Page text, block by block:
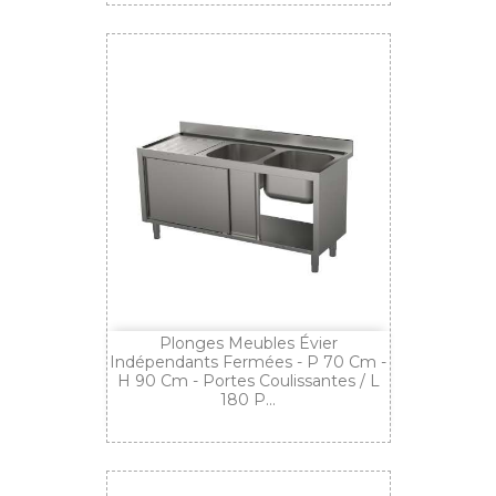
Plonges Meubles Évier
Indépendants Fermées - P 70 Cm -
H 90 Cm - Portes Coulissantes / L
180 P...